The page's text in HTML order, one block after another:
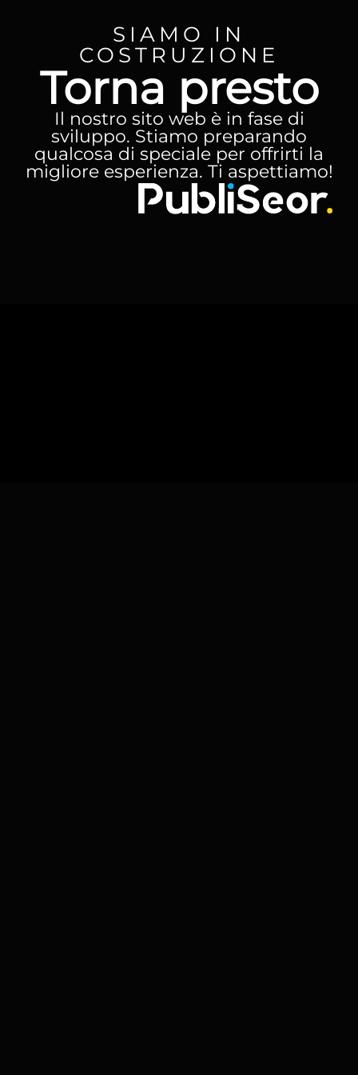
SIAMO IN
COSTRUZIONE
Torna presto
Il nostro sito web è in fase di
sviluppo. Stiamo preparando
qualcosa di speciale per offrirti la
migliore esperienza. Ti aspettiamo!